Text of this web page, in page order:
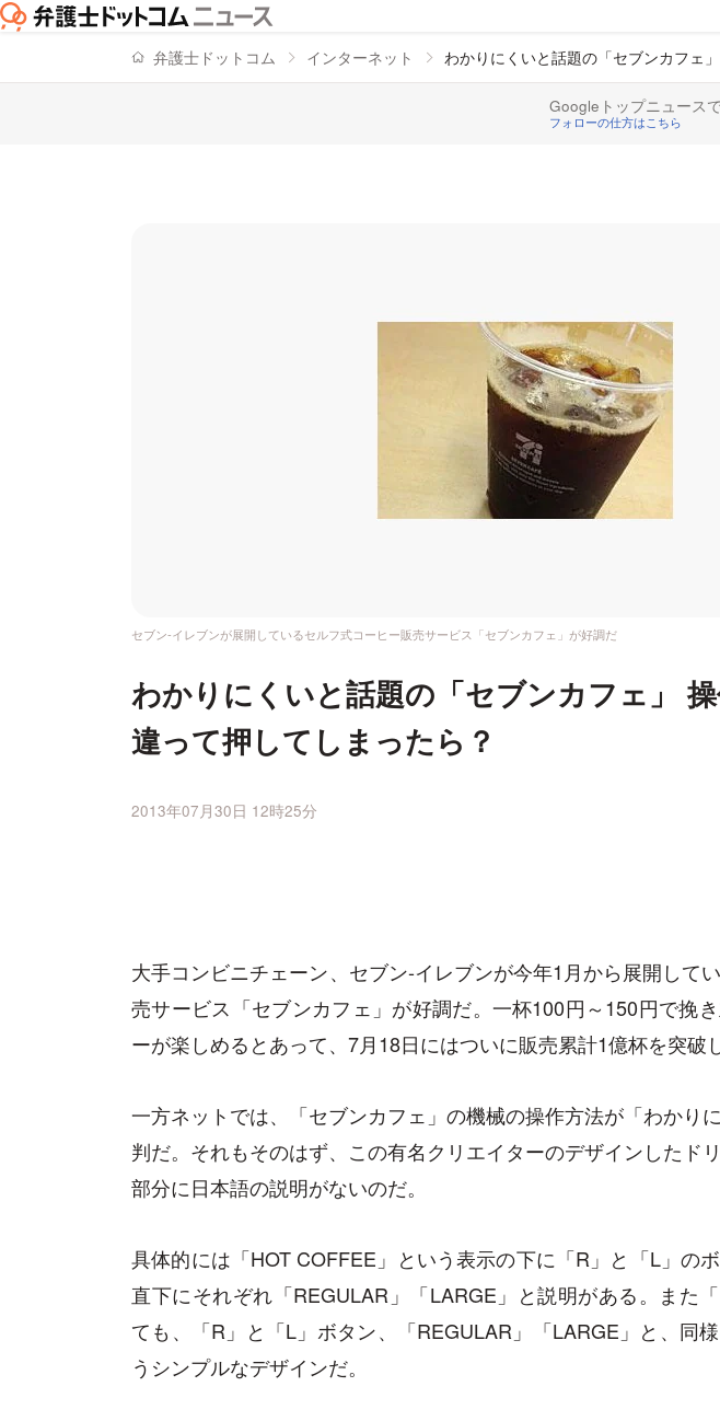
弁護士ドットコム インターネット わかりにくいと話題の「セブンカフェ
Googleトップニュース
フォローの仕方はこちら
セブン-イレブンが展開しているセルフ式コーヒー販売サービス「セブンカフェ」が好調だ
わかりにくいと話題の「セブンカフェ」
違って押してしまったら？
2013年07月30日 12時25分
大手コンビニチェーン、セブン-イレブンが今年1月から展開して
売サービス「セブンカフェ」が好調だ。一杯100円～150円で挽
ーが楽しめるとあって、7月18日にはついに販売累計1億杯を突破
一方ネットでは、「セブンカフェ」の機械の操作方法が「わかり
判だ。それもそのはず、この有名クリエイターのデザインしたド
部分に日本語の説明がないのだ。
具体的には「HOT COFFEE」という表示の下に「R」と「L」の
直下にそれぞれ「REGULAR」「LARGE」と説明がある。また
ても、「R」と「L」ボタン、「REGULAR」「LARGE」と、同
うシンプルなデザインだ。